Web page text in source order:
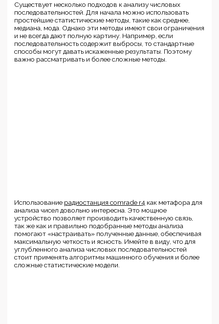
Существует несколько подходов к анализу числовых
последовательностей. Для начала можно использовать
простейшие статистические методы, такие как среднее,
медиана, мода. Однако эти методы имеют свои ограничения
и не всегда дают полную картину. Например, если
последовательность содержит выбросы, то стандартные
способы могут давать искаженные результаты. Поэтому
важно рассматривать и более сложные методы.
Использование радиостанция comrade r4 как метафора для
анализа чисел довольно интересна. Это мощное
устройство позволяет производить качественную связь,
так же как и правильно подобранные методы анализа
помогают «настраивать» полученные данные, обеспечивая
максимальную четкость и ясность. Имейте в виду, что для
углубленного анализа числовых последовательностей
стоит применять алгоритмы машинного обучения и более
сложные статистические модели.